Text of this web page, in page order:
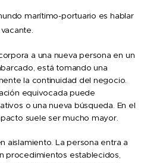
marítimo-portuario es hablar
a una nueva persona en un
está tomando una
la continuidad del negocio.
equivocada puede
o una nueva búsqueda. En el
suele ser mucho mayor.
aislamiento. La persona entra a
procedimientos establecidos,